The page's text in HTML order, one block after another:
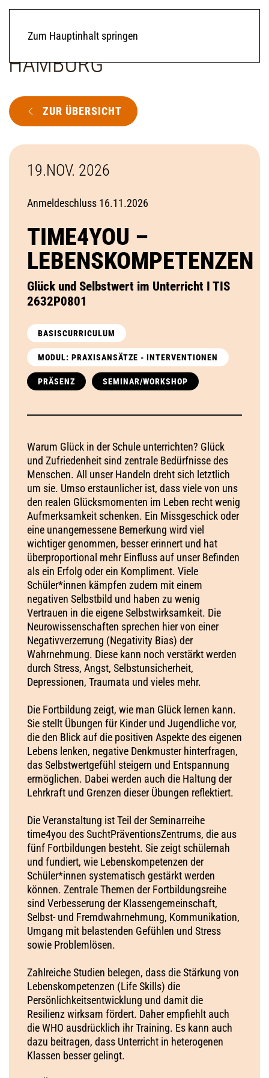
Zum Hauptinhalt springen
ZUR ÜBERSICHT
19.NOV. 2026
Anmeldeschluss 16.11.2026
TIME4YOU –
LEBENSKOMPETENZEN
Glück und Selbstwert im Unterricht I TIS
2632P0801
BASISCURRICULUM
MODUL: PRAXISANSÄTZE - INTERVENTIONEN
PRÄSENZ SEMINAR/WORKSHOP
Warum Glück in der Schule unterrichten? Glück
und Zufriedenheit sind zentrale Bedürfnisse des
Menschen. All unser Handeln dreht sich letztlich
um sie. Umso erstaunlicher ist, dass viele von uns
den realen Glücksmomenten im Leben recht wenig
Aufmerksamkeit schenken. Ein Missgeschick oder
eine unangemessene Bemerkung wird viel
wichtiger genommen, besser erinnert und hat
überproportional mehr Einfluss auf unser Befinden
als ein Erfolg oder ein Kompliment. Viele
Schüler*innen kämpfen zudem mit einem
negativen Selbstbild und haben zu wenig
Vertrauen in die eigene Selbstwirksamkeit. Die
Neurowissenschaften sprechen hier von einer
Negativverzerrung (Negativity Bias) der
Wahrnehmung. Diese kann noch verstärkt werden
durch Stress, Angst, Selbstunsicherheit,
Depressionen, Traumata und vieles mehr.
Die Fortbildung zeigt, wie man Glück lernen kann.
Sie stellt Übungen für Kinder und Jugendliche vor,
die den Blick auf die positiven Aspekte des eigenen
Lebens lenken, negative Denkmuster hinterfragen,
das Selbstwertgefühl steigern und Entspannung
ermöglichen. Dabei werden auch die Haltung der
Lehrkraft und Grenzen dieser Übungen reflektiert.
Die Veranstaltung ist Teil der Seminarreihe
time4you des SuchtPräventionsZentrums, die aus
fünf Fortbildungen besteht. Sie zeigt schülernah
und fundiert, wie Lebenskompetenzen der
Schüler*innen systematisch gestärkt werden
können. Zentrale Themen der Fortbildungsreihe
sind Verbesserung der Klassengemeinschaft,
Selbst- und Fremdwahrnehmung, Kommunikation,
Umgang mit belastenden Gefühlen und Stress
sowie Problemlösen.
Zahlreiche Studien belegen, dass die Stärkung von
Lebenskompetenzen (Life Skills) die
Persönlichkeitsentwicklung​ und damit die
Resilienz wirksam fördert. Daher empfiehlt auch
die WHO ausdrücklich ihr Training. Es kann auch
dazu beitragen, dass Unterricht in heterogenen
Klassen besser gelingt.